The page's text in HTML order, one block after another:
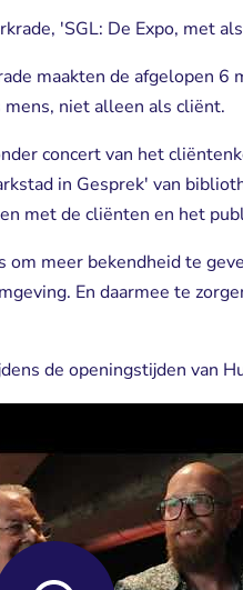
'SGL: De Expo, met
maakten de afgelopen 6
niet alleen als cliënt.
concert van het
in Gesprek' van
met de cliënten en het
meer bekendheid te
En daarmee te
de openingstijden van